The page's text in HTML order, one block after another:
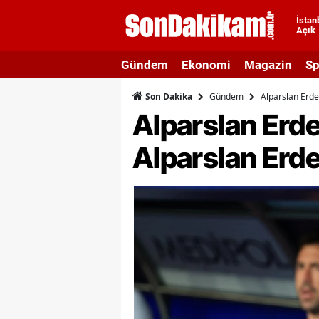
Açık
Gündem Ekonomi Magazin
Son Dakika Gündem Alparslan
Alparslan
Alparslan